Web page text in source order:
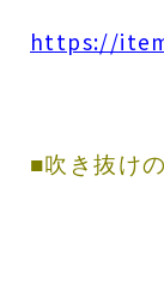
https://
■吹き抜け